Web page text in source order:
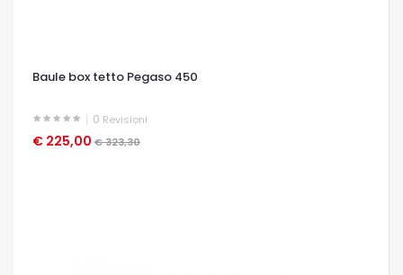
Baule box tetto Pegaso 450
0 Revisioni
€ 225,00 € 323,30
OCCHIATA VELOCE